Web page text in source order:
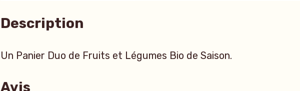
Description
Un Panier Duo de Fruits et Légumes Bio de Saison.
Avis